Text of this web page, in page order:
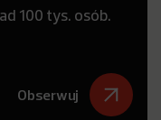
100 tys. osób.
Obserwuj